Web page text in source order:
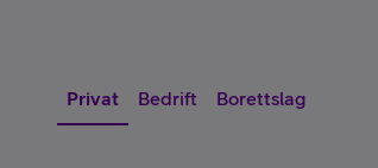
Privat Bedrift Borettslag